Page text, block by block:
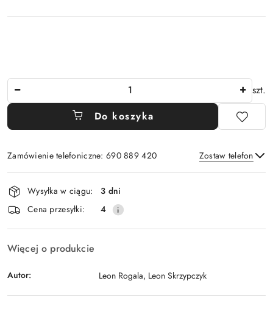
szt.
Do koszyka
Zamówienie telefoniczne: 690 889 420 Zostaw telefon
Wyślij
Dostępność
i
dostawa
Wysyłka w ciągu:
3 dni
Cena przesyłki:
4
Więcej o produkcie
Autor: Leon Rogala, Leon Skrzypczyk